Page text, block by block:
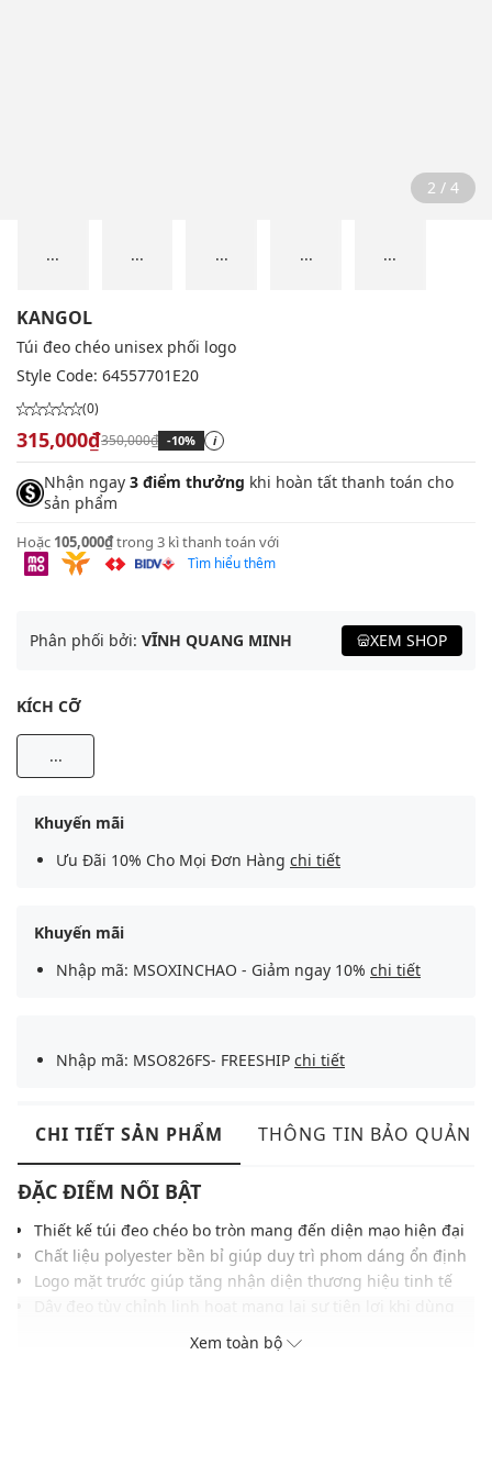
2 / 4
... ... ... ... ...
KANGOL
Túi đeo chéo unisex phối logo
Style Code: 64557701E20
(0)
315,000₫350,000₫ -10% i
Nhận ngay 3 điểm thưởng khi hoàn tất thanh toán cho
sản phẩm
Hoặc 105,000₫trong 3 kì thanh toán với
Tìm hiểu thêm
Phân phối bởi: VĨNH QUANG MINH XEM SHOP
KÍCH CỠ
...
Khuyến mãi
Ưu Đãi 10% Cho Mọi Đơn Hàng chi tiết
Khuyến mãi
Nhập mã: MSOXINCHAO - Giảm ngay 10% chi tiết
Nhập mã: MSO826FS- FREESHIP chi tiết
CHI TIẾT SẢN PHẨM THÔNG TIN BẢO QUẢN
ĐẶC ĐIỂM NỔI BẬT
Thiết kế túi đeo chéo bo tròn mang đến diện mạo hiện đại
Chất liệu polyester bền bỉ giúp duy trì phom dáng ổn định
Logo mặt trước giúp tăng nhận diện thương hiệu tinh tế
Khóa kéo mượt mà, chắc chắn bảo vệ vật dụng an toàn
Ngăn chứa tiện dụng giúp sắp xếp đồ dùng gọn gàng
Xem toàn bộ